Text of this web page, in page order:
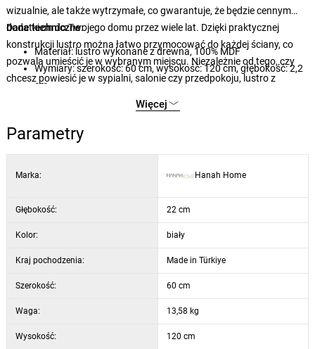
wizualnie, ale także wytrzymałe, co gwarantuje, że będzie cennym
dodatkiem do Twojego domu przez wiele lat. Dzięki praktycznej
konstrukcji lustro można łatwo przymocować do każdej ściany, co
pozwala umieścić je w wybranym miejscu. Niezależnie od tego, czy
chcesz powiesić je w sypialni, salonie czy przedpokoju, lustro z
Dane techniczne:
Materiał: lustro wykonane z drewna, 100% MDF
Wymiary: szerokość: 60 cm, wysokość: 120 cm, głębokość: 2,2
cm
Montaż: Możliwość montażu na ścianie
Więcej
Parametry
Marka: Hanah Home
Głębokość: 22 cm
Kolor: biały
Kraj pochodzenia: Made in Türkiye
Szerokość: 60 cm
Waga: 13,58 kg
Wysokość: 120 cm